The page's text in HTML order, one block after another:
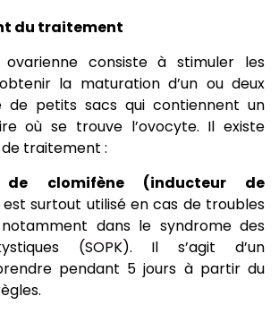
du traitement
ovarienne consiste à stimuler les
la maturation d’un ou deux
de petits sacs qui contiennent un
où se trouve l’ovocyte. Il existe
traitement :
clomifène (inducteur de
est surtout utilisé en cas de troubles
notamment dans le syndrome des
(SOPK). Il s’agit d’un
pendant 5 jours à partir du